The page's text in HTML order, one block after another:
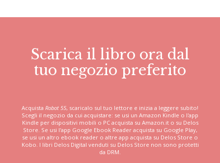
Scarica il libro ora dal
tuo negozio preferito
Acquista Robot 55, scaricalo sul tuo lettore e inizia a leggere subito!
Scegli il negozio da cui acquistare: se usi un Amazon Kindle o l'app
Kindle per dispositivi mobili o PC acquista su Amazon.it o su Delos
Store. Se usi l'app Google Ebook Reader acquista su Google Play,
se usi un altro ebook reader o altre app acquista su Delos Store o
Kobo. I libri Delos Digital venduti su Delos Store non sono protetti
da DRM.